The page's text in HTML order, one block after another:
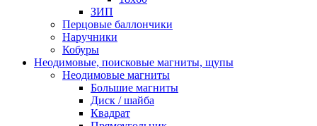
ЗИП
Перцовые баллончики
Наручники
Кобуры
Неодимовые, поисковые магниты, щупы
Неодимовые магниты
Большие магниты
Диск / шайба
Квадрат